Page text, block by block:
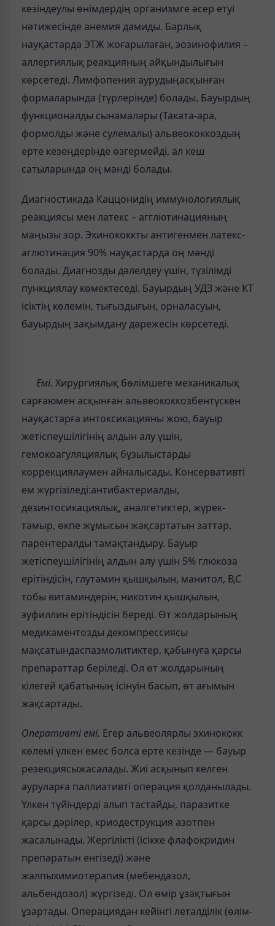
кезіндеулы өнімдердің организмге әсер етуі
нәтижесінде анемия дамиды. Барлық
науқастарда ЭТЖ жоғарылаған, эозинофилия –
аллергиялық реакцияның айқындылығын
көрсетеді. Лимфопения аурудыңасқынған
формаларында (түрлерінде) болады. Бауырдың
функционалды сынамалары (Таката-ара,
формолды және сулемалы) альвеококкоздың
ерте кезеңдерінде өзгермейді, ал кеш
сатыларында оң мәнді болады.
Диагностикада Каццонидің иммунологиялық
реакциясы мен латекс – агглютинацияның
маңызы зор. Эхинококкты антигенмен латекс-
аглютинация 90% науқастарда оң мәнді
болады. Диагнозды дәлелдеу үшін, түзілімді
пункциялау көмектеседі. Бауырдың УДЗ және КТ
ісіктің көлемін, тығыздығын, орналасуын,
бауырдың зақымдану дәрежесін көрсетеді.
Емі. Хирургиялық бөлімшеге механикалық
сарғаюмен асқынған альвеококкозбентүскен
науқастарға интоксикацияны жою, бауыр
жетіспеушілігінің алдын алу үшін,
гемокоагуляциялық бұзылыстарды
коррекциялаумен айналысады. Консервативті
ем жүргізіледі:антибактериалды,
дезинтосикациялық, аналгетиктер, жүрек-
тамыр, өкпе жұмысын жақсартатын заттар,
парентералды тамақтандыру. Бауыр
жетіспеушілігінің алдын алу үшін 5% глюкоза
ерітіндісін, глутамин қышқылын, манитол, В,С
тобы витаминдерін, никотин қышқылын,
эуфиллин ерітіндісін береді. Өт жолдарының
медикаментозды декомпрессиясы
мақсатындаспазмолитиктер, қабынуға қарсы
препараттар беріледі. Ол өт жолдарының
кілегей қабатының ісінуін басып, өт ағымын
жақсартады.
Оперативті емі. Егер альвеолярлы эхинококк
көлемі үлкен емес болса ерте кезінде — бауыр
резекциясыжасалады. Жиі асқынып келген
ауруларға паллиативті операция қолданылады.
Үлкен түйіндерді алып тастайды, паразитке
қарсы дәрілер, криодеструкция азотпен
жасалынады. Жергілікті (ісікке флафокридин
препаратын енгізеді) және
жалпыхимиотерапия (мебендазол,
альбендозол) жүргізеді. Ол өмір ұзақтығын
ұзартады. Операциядан кейінгі леталділік (өлім-